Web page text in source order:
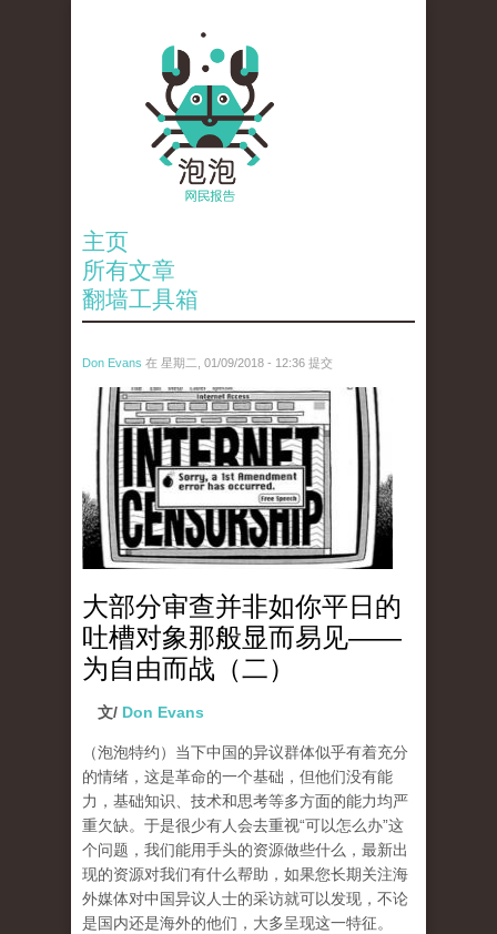
主页
所有文章
翻墙工具箱
Don Evans 在 星期二, 01/09/2018 - 12:36 提交
wechatimg866.jpeg
大部分审查并非如你平日的
吐槽对象那般显而易见——
为自由而战（二）
文/ Don Evans
（泡泡特约） 当下中国的异议群体似乎有着充分
的情绪，这是革命的一个基础，但他们没有能
力，基础知识、技术和思考等多方面的能力均严
重欠缺。于是很少有人会去重视“可以怎么办”这
个问题，我们能用手头的资源做些什么，最新出
现的资源对我们有什么帮助，如果您长期关注海
外媒体对中国异议人士的采访就可以发现，不论
是国内还是海外的他们，大多呈现这一特征。